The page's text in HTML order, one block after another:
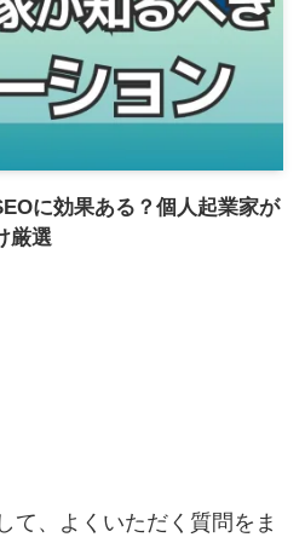
に効果ある？個人起業家が
厳選
て、よくいただく質問をま